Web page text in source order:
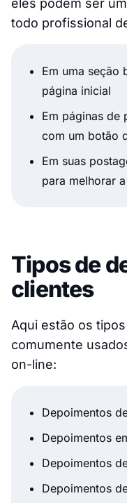
eles podem ser
todo profissional
Em uma seção
página inicial
Em páginas de
com um botão
Em suas
para melhorar
Tipos de
clientes
Aqui estão os
comumente
on-line:
Depoimentos
Depoimentos
Depoimentos
Depoimentos